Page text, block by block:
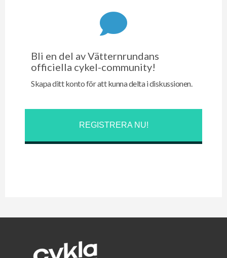
Bli en del av Vätternrundans
officiella cykel-community!
Skapa ditt konto för att kunna delta i diskussionen.
REGISTRERA NU!